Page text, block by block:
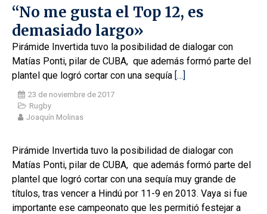
“No me gusta el Top 12, es
demasiado largo»
Pirámide Invertida tuvo la posibilidad de dialogar con
Matías Ponti, pilar de CUBA, que además formó parte del
plantel que logró cortar con una sequía […]
23 de noviembre de 2017
Rugby
Joaquín Molinas
Pirámide Invertida tuvo la posibilidad de dialogar con
Matías Ponti, pilar de CUBA, que además formó parte del
plantel que logró cortar con una sequía muy grande de
títulos, tras vencer a Hindú por 11-9 en 2013. Vaya si fue
importante ese campeonato que les permitió festejar a